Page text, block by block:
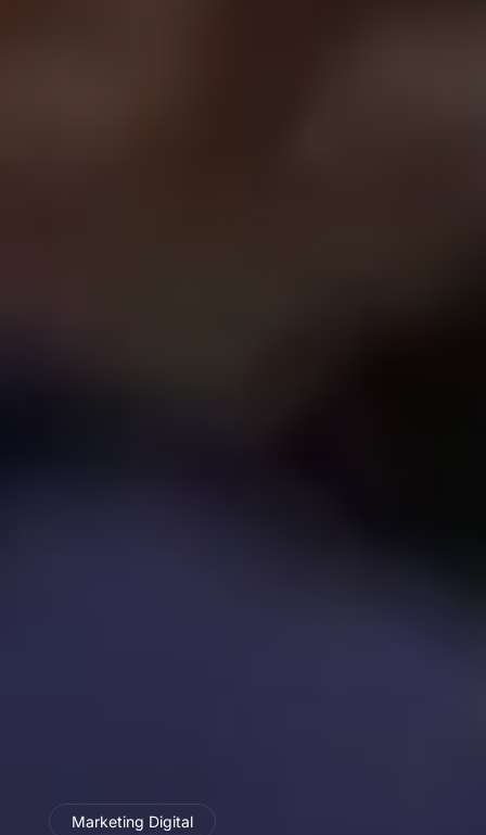
Marketing Digital